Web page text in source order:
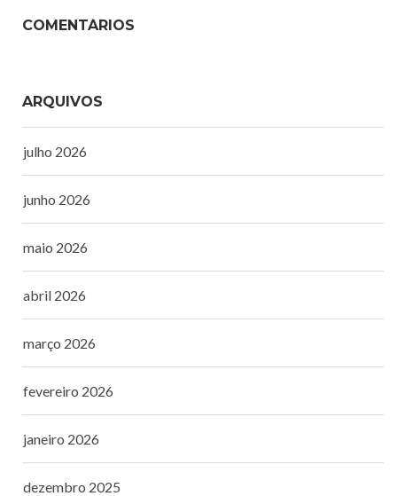
COMENTÁRIOS
ARQUIVOS
julho 2026
junho 2026
maio 2026
abril 2026
março 2026
fevereiro 2026
janeiro 2026
dezembro 2025